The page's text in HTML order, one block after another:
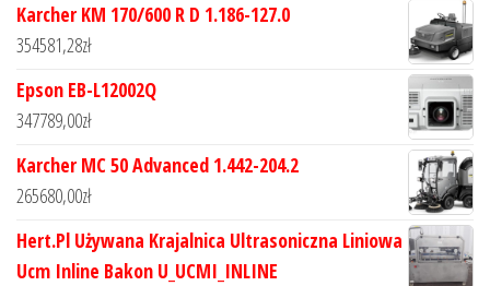
Karcher KM 170/600 R D 1.186-127.0
354581,28zł
Epson EB-L12002Q
347789,00zł
Karcher MC 50 Advanced 1.442-204.2
265680,00zł
Hert.Pl Używana Krajalnica Ultrasoniczna Liniowa
Ucm Inline Bakon U_UCMI_INLINE